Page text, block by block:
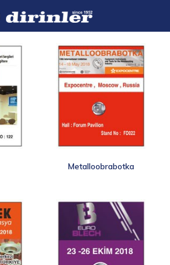
Metalloobrabotka